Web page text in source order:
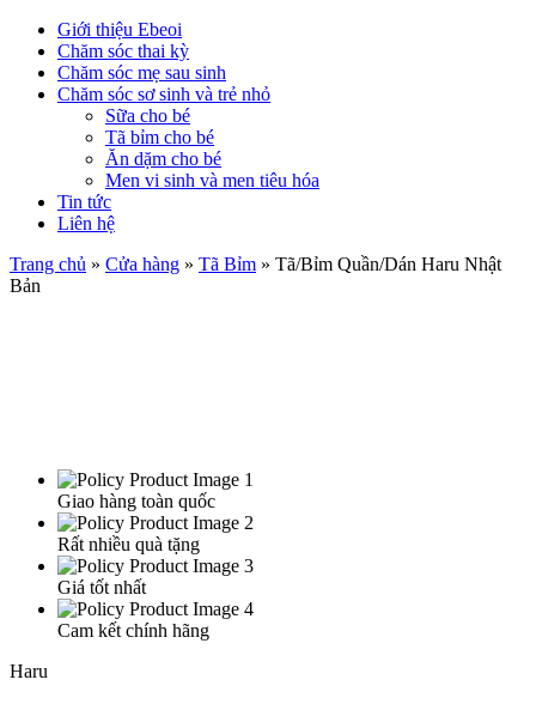
Giới thiệu Ebeoi
Chăm sóc thai kỳ
Chăm sóc mẹ sau sinh
Chăm sóc sơ sinh và trẻ nhỏ
Sữa cho bé
Tã bỉm cho bé
Ăn dặm cho bé
Men vi sinh và men tiêu hóa
Tin tức
Liên hệ
Trang chủ » Cửa hàng » Tã Bỉm » Tã/Bỉm Quần/Dán Haru Nhật
Bản
Giao hàng toàn quốc
Rất nhiều quà tặng
Giá tốt nhất
Cam kết chính hãng
Haru